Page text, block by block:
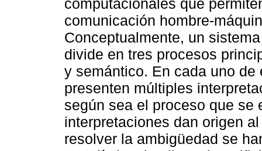
computacionales que
comunicación hombre-
Conceptualmente, un
divide en tres procesos
y semántico. En cada uno
presenten múltiples
según sea el proceso que se
interpretaciones dan origen
resolver la ambigüedad se